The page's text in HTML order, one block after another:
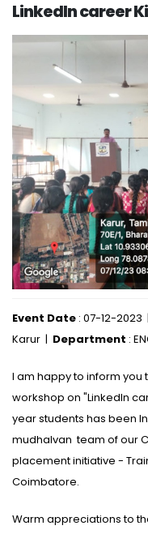
LinkedIn career
Event Date : 07-12-2023
Karur | Department :
I am happy to inform you
workshop on "LinkedIn
year students has been
mudhalvan team of our
placement initiative -
Coimbatore.
Warm appreciations to